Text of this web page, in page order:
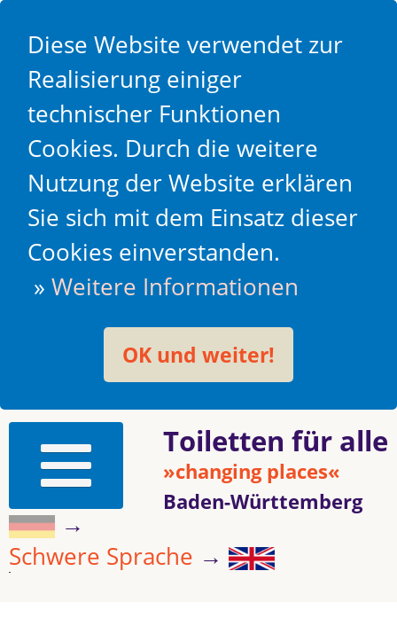
Diese Website verwendet zur
Realisierung einiger
technischer Funktionen
Cookies. Durch die weitere
Nutzung der Website erklären
Sie sich mit dem Einsatz dieser
Cookies einverstanden.
»Weitere Informationen
OK und weiter!
Toiletten für alle
»changing places«
Baden-Württemberg
→
Schwere Sprache →